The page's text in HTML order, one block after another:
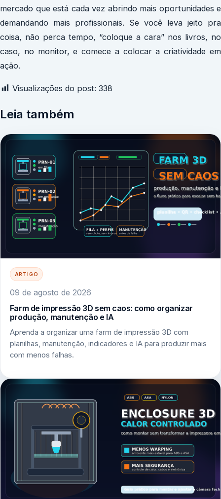
mercado que está cada vez abrindo mais oportunidades e
demandando mais profissionais. Se você leva jeito pra
coisa, não perca tempo, “coloque a cara” nos livros, no
caso, no monitor, e comece a colocar a criatividade em
ação.
Visualizações do post: 338
Leia também
ARTIGO
09 de agosto de 2026
Farm de impressão 3D sem caos: como organizar
produção, manutenção e IA
Aprenda a organizar uma farm de impressão 3D com
planilhas, manutenção, indicadores e IA para produzir mais
com menos falhas.